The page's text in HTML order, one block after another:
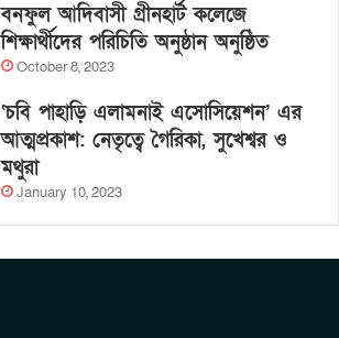
বনফুল আদিবাসী গ্রীনহার্ট কলেজে
শিক্ষার্থীদের পরিচিতি অনুষ্ঠান অনুষ্ঠিত
October 8, 2023
‘চবি পাহাড়ি এলামনাই এসোসিয়েশন’ এর
আত্মপ্রকাশ: নেতৃত্বে গৈরিকা, সুখেশ্বর ও
মথুরা
January 10, 2023